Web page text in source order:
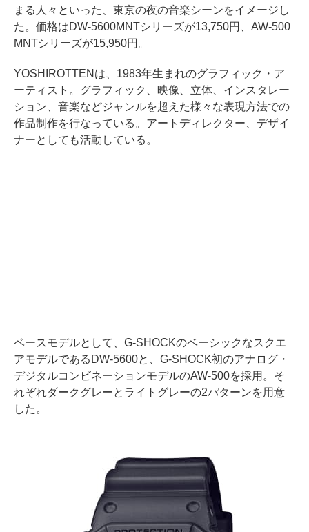
まる人々といった、東京の夜の音楽シーンをイメージし
た。価格はDW-5600MNTシリーズが13,750円、AW-500
MNTシリーズが15,950円。
YOSHIROTTENは、1983年生まれのグラフィック・ア
ーティスト。グラフィック、映像、立体、インスタレー
ション、音楽などジャンルを超えた様々な表現方法での
作品制作を行なっている。アートディレクター、デザイ
ナーとしても活動している。
ベースモデルとして、G-SHOCKのベーシックなスクエ
アモデルであるDW-5600と、G-SHOCK初のアナログ・
デジタルコンビネーションモデルのAW-500を採用。そ
れぞれダークグレーとライトグレーの2パターンを用意
した。